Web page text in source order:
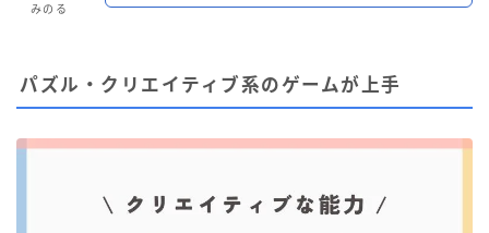
みのる
パズル・クリエイティブ系のゲームが上手